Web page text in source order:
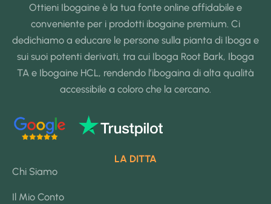
Ottieni Ibogaine è la tua fonte online affidabile e
conveniente per i prodotti ibogaine premium. Ci
dedichiamo a educare le persone sulla pianta di Iboga e
sui suoi potenti derivati, tra cui Iboga Root Bark, Iboga
TA e Ibogaine HCL, rendendo l’ibogaina di alta qualità
accessibile a coloro che la cercano.
LA DITTA
Chi Siamo
Il Mio Conto